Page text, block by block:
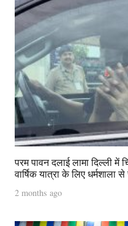
परम पावन दलाई लामा दिल्ली में
वार्षिक यात्रा के लिए धर्मशाला से
2 months ago